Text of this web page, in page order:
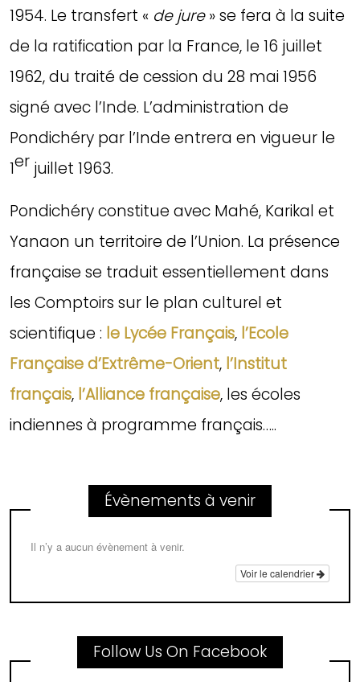
1954. Le transfert « de jure» se fera à la suite
de la ratification par la France, le 16 juillet
1962, du traité de cession du 28 mai 1956
signé avec l’Inde. L’administration de
Pondichéry par l’Inde entrera en vigueur le
1er juillet 1963.
Pondichéry constitue avec Mahé, Karikal et
Yanaon un territoire de l’Union. La présence
française se traduit essentiellement dans
les Comptoirs sur le plan culturel et
scientifique : le Lycée Français, l’Ecole
Française d’Extrême-Orient, l’Institut
français, l’Alliance française, les écoles
indiennes à programme français…..
Évènements à venir
Il n’y a aucun évènement à venir.
Voir le calendrier
Follow Us On Facebook